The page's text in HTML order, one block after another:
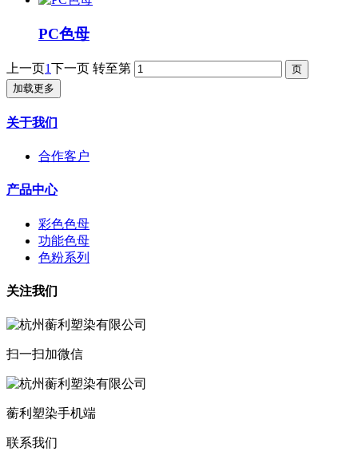
PC色母
上一页1下一页 转至第
加载更多
关于我们
合作客户
产品中心
彩色色母
功能色母
色粉系列
关注我们
扫一扫加微信
蘅利塑染手机端
联系我们